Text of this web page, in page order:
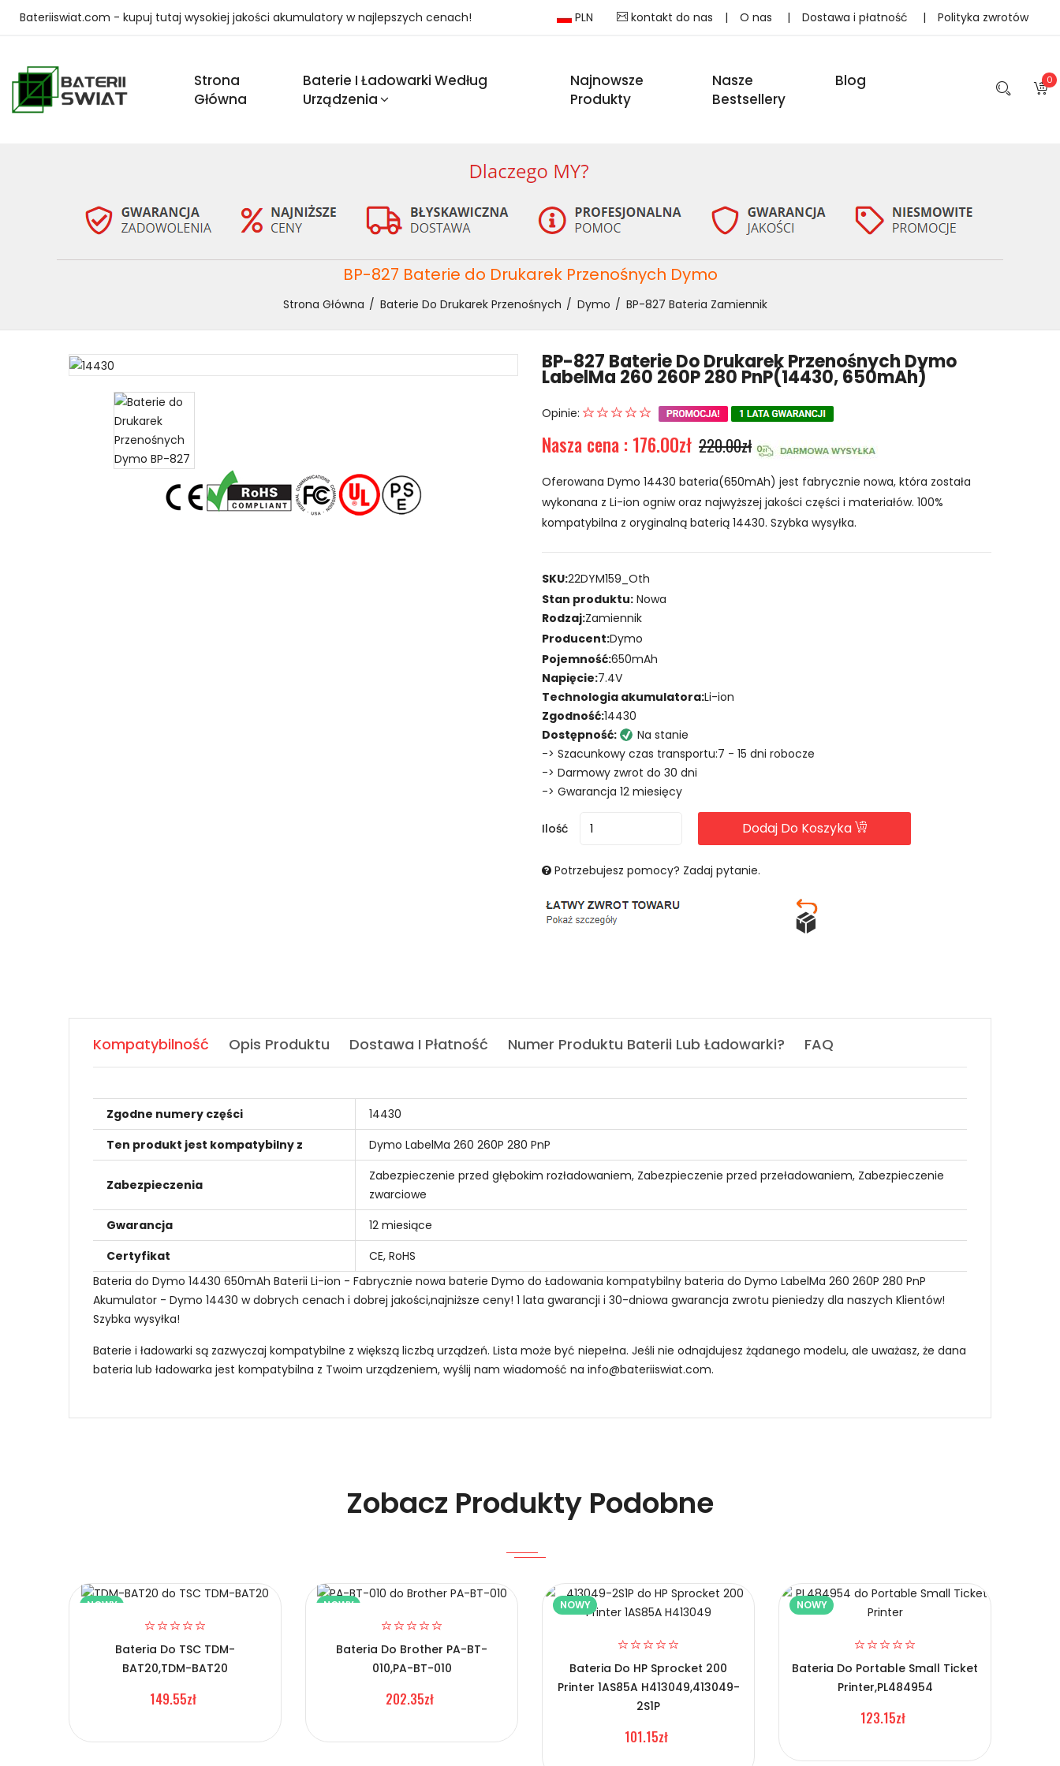
Bateriiswiat.com - kupuj tutaj wysokiej jakości akumulatory w najlepszych cenach! PLN kontakt do nas | O nas | Dostawa i płatność | Polityka zwrotów
Strona
Główna
Baterie I Ładowarki Według
Urządzenia
Najnowsze
Produkty
Nasze
Bestsellery
Blog 0
BP-827 Baterie do Drukarek Przenośnych Dymo
Strona Główna Baterie Do Drukarek Przenośnych Dymo BP-827 Bateria Zamiennik
BP-827 Baterie Do Drukarek Przenośnych Dymo
LabelMa 260 260P 280 PnP(14430, 650mAh)
Opinie:
Nasza cena : 176.00zł 220.00zł
Oferowana Dymo 14430 bateria(650mAh) jest fabrycznie nowa, która została
wykonana z Li-ion ogniw oraz najwyższej jakości części i materiałów. 100%
kompatybilna z oryginalną baterią 14430. Szybka wysyłka.
SKU:22DYM159_Oth
Stan produktu: Nowa
Rodzaj:Zamiennik
Producent:Dymo
Pojemność:650mAh
Napięcie:7.4V
Technologia akumulatora:Li-ion
Zgodność:14430
Dostępność:
Na stanie
-> Szacunkowy czas transportu:7 - 15 dni robocze
-> Darmowy zwrot do 30 dni
-> Gwarancja 12 miesięcy
Ilość Dodaj Do Koszyka
Potrzebujesz pomocy? Zadaj pytanie.
Kompatybilność Opis Produktu Dostawa I Płatność Numer Produktu Baterii Lub Ładowarki? FAQ
Zgodne numery części
14430
Ten produkt jest kompatybilny z
Dymo LabelMa 260 260P 280 PnP
Zabezpieczenia
Zabezpieczenie przed głębokim rozładowaniem, Zabezpieczenie przed przeładowaniem, Zabezpieczenie
zwarciowe
Gwarancja
12 miesiące
Certyfikat
CE, RoHS
Bateria do Dymo 14430 650mAh Baterii Li-ion - Fabrycznie nowa baterie Dymo do Ładowania kompatybilny bateria do Dymo LabelMa 260 260P 280 PnP
Akumulator - Dymo 14430 w dobrych cenach i dobrej jakości,najniższe ceny! 1 lata gwarancji i 30-dniowa gwarancja zwrotu pieniedzy dla naszych Klientów!
Szybka wysyłka!
Baterie i ładowarki są zazwyczaj kompatybilne z większą liczbą urządzeń. Lista może być niepełna. Jeśli nie odnajdujesz żądanego modelu, ale uważasz, że dana
bateria lub ładowarka jest kompatybilna z Twoim urządzeniem, wyślij nam wiadomość na info@bateriiswiat.com.
Prawo zwrotu w ciągu 30 dni
Szybka dostawa
Baterie do Drukarek Przenośnych Dymo BP-827
1.Model urządzenia
Jak naładować Baterie do Drukarek Przenośnych Dymo BP-827?
Zobacz Produkty Podobne
NOWY
Bateria Do TSC TDM-
BAT20,TDM-BAT20
149.55zł
NOWY
Bateria Do Brother PA-BT-
010,PA-BT-010
202.35zł
NOWY
Bateria Do HP Sprocket 200
Printer 1AS85A H413049,413049-
2S1P
101.15zł
NOWY
Bateria Do Portable Small Ticket
Printer,PL484954
123.15zł